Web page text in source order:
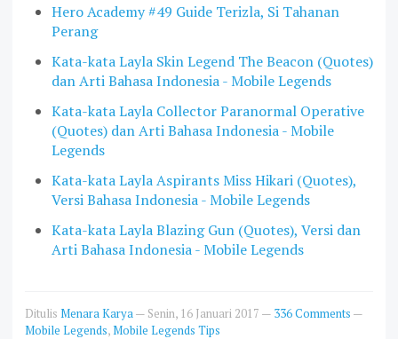
Hero Academy #49 Guide Terizla, Si Tahanan
Perang
Kata-kata Layla Skin Legend The Beacon (Quotes)
dan Arti Bahasa Indonesia - Mobile Legends
Kata-kata Layla Collector Paranormal Operative
(Quotes) dan Arti Bahasa Indonesia - Mobile
Legends
Kata-kata Layla Aspirants Miss Hikari (Quotes),
Versi Bahasa Indonesia - Mobile Legends
Kata-kata Layla Blazing Gun (Quotes), Versi dan
Arti Bahasa Indonesia - Mobile Legends
Ditulis Menara Karya— Senin, 16 Januari 2017 — 336 Comments —
Mobile Legends,Mobile Legends Tips